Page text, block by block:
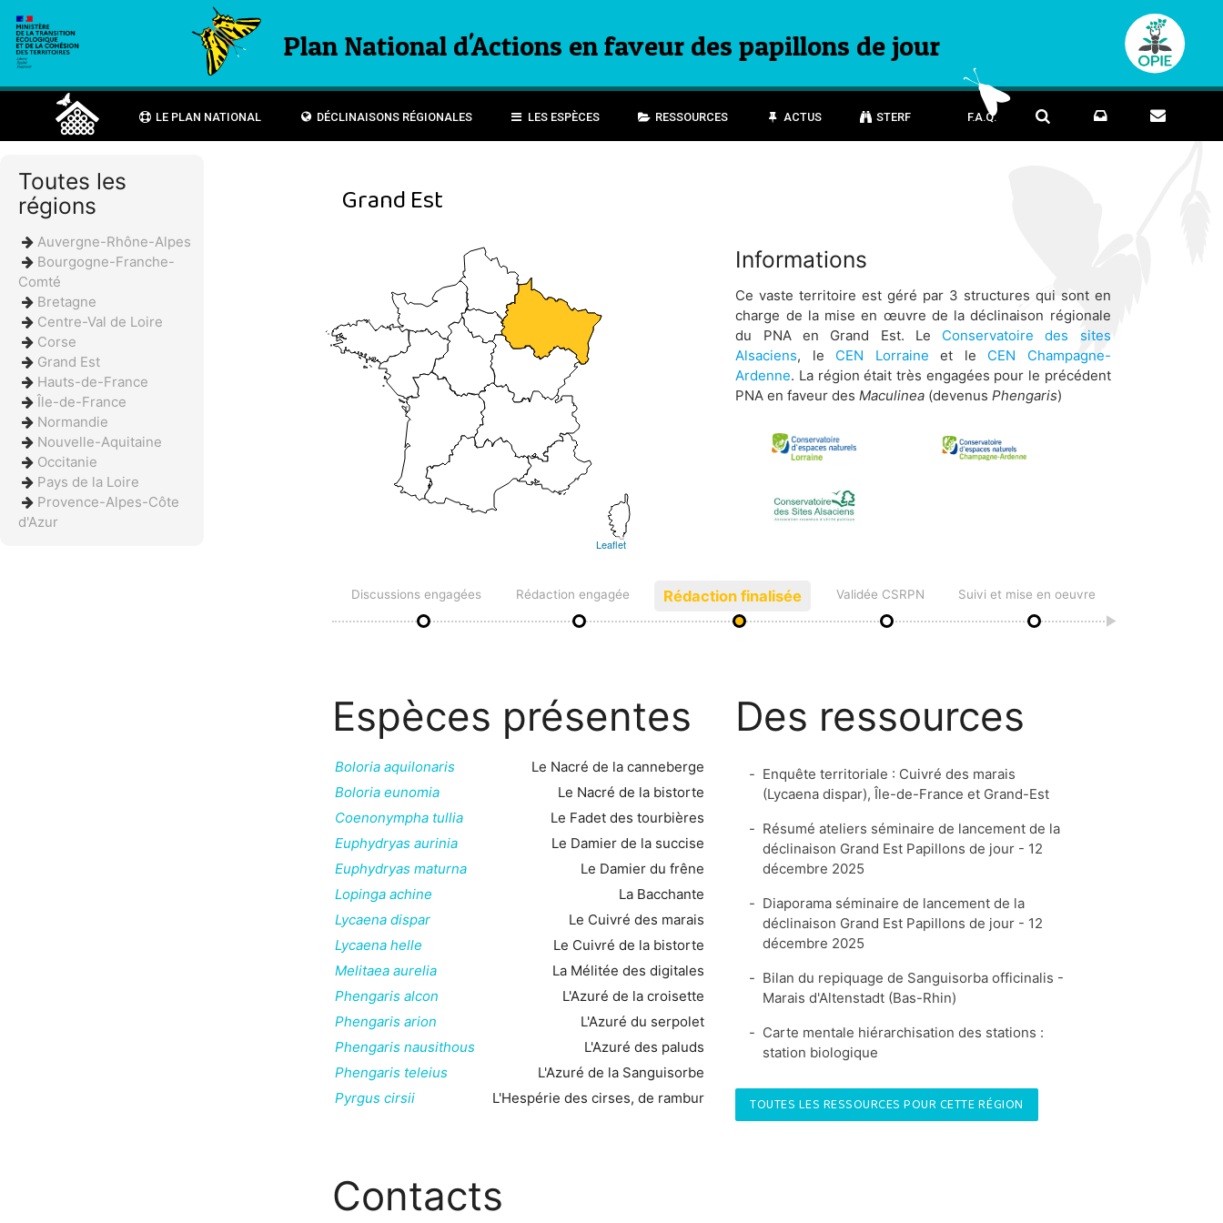
Plan National d'Actions en faveur des papillons de jour
LE PLAN NATIONAL DÉCLINAISONS RÉGIONALES LES ESPÈCES RESSOURCES ACTUS STERF F.A.Q.
Toutes les
régions
Auvergne-Rhône-Alpes
Bourgogne-Franche-
Comté
Bretagne
Centre-Val de Loire
Corse
Grand Est
Hauts-de-France
Île-de-France
Normandie
Nouvelle-Aquitaine
Occitanie
Pays de la Loire
Provence-Alpes-Côte
d'Azur
Grand Est
Leaflet
Informations
Ce vaste territoire est géré par 3 structures qui sont en
charge de la mise en œuvre de la déclinaison régionale
du PNA en Grand Est. Le Conservatoire des sites
Alsaciens, le CEN Lorraine et le CEN Champagne-
Ardenne. La région était très engagées pour le précédent
PNA en faveur desMaculinea (devenusPhengaris)
Discussions engagées Rédaction engagée Rédaction finalisée Validée CSRPN Suivi et mise en oeuvre
Espèces présentes
Boloria aquilonaris
Le Nacré de la canneberge
Boloria eunomia
Le Nacré de la bistorte
Coenonympha tullia
Le Fadet des tourbières
Euphydryas aurinia
Le Damier de la succise
Euphydryas maturna
Le Damier du frêne
Lopinga achine
La Bacchante
Lycaena dispar
Le Cuivré des marais
Lycaena helle
Le Cuivré de la bistorte
Melitaea aurelia
La Mélitée des digitales
Phengaris alcon
L'Azuré de la croisette
Phengaris arion
L'Azuré du serpolet
Phengaris nausithous
L'Azuré des paluds
Phengaris teleius
L'Azuré de la Sanguisorbe
Pyrgus cirsii
L'Hespérie des cirses, de rambur
Des ressources
Enquête territoriale : Cuivré des marais
(Lycaena dispar), Île-de-France et Grand-Est
Résumé ateliers séminaire de lancement de la
déclinaison Grand Est Papillons de jour - 12
décembre 2025
Diaporama séminaire de lancement de la
déclinaison Grand Est Papillons de jour - 12
décembre 2025
Bilan du repiquage de Sanguisorba officinalis -
Marais d'Altenstadt (Bas-Rhin)
Carte mentale hiérarchisation des stations :
station biologique
TOUTES LES RESSOURCES POUR CETTE RÉGION
Contacts